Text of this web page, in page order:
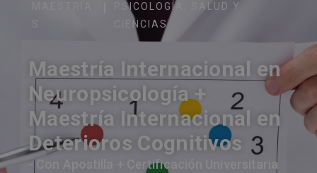
PSICOLOGÍA
SALUD Y
CIENCIAS
Maestría Internacional en
Neuropsicología +
Maestría Internacional en
Deterioros Cognitivos
- Con Apostilla + Certificación Universitaria